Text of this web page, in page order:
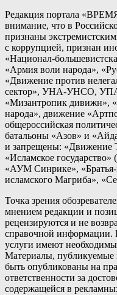
Редакция портала
внимание, что в
признаны
с коррупцией, признан
«Национал-
«Армия воли народа»,
«Движение против
сектор», УНА-УНСО,
«Мизантропик дивижн»,
народа», движение
общероссийская
батальоны «Азов» и
и запрещены: «Движение
«Исламское
«АУМ Синрике», «Братья-
исламского Магриба»,
Точка зрения
мнением редакции и
рецензируются и не
справочной информации.
услуги имеют
Материалы, публикуемые
быть опубликованы на
ответственности за
содержащейся в